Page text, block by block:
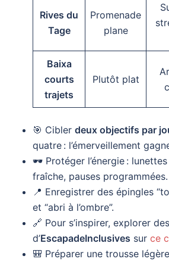
Rives du
Tage
Promenade
plane
Baixa
courts
trajets
Plutôt plat
🎯 Cibler deux objectifs par
quatre : l’émerveillement
🕶️ Protéger l’énergie :
fraîche, pauses programmées.
📍 Enregistrer des épingles
et “abri à l’ombre”.
🔗 Pour s’inspirer, explorer
d’EscapadeInclusives sur ce
🎒 Préparer une trousse